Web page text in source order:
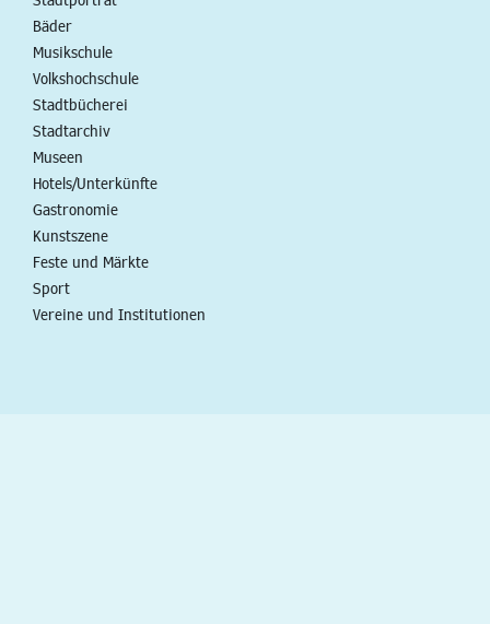
Bäder
Musikschule
Volkshochschule
Stadtbücherei
Stadtarchiv
Museen
Hotels/Unterkünfte
Gastronomie
Kunstszene
Feste und Märkte
Sport
Vereine und Institutionen